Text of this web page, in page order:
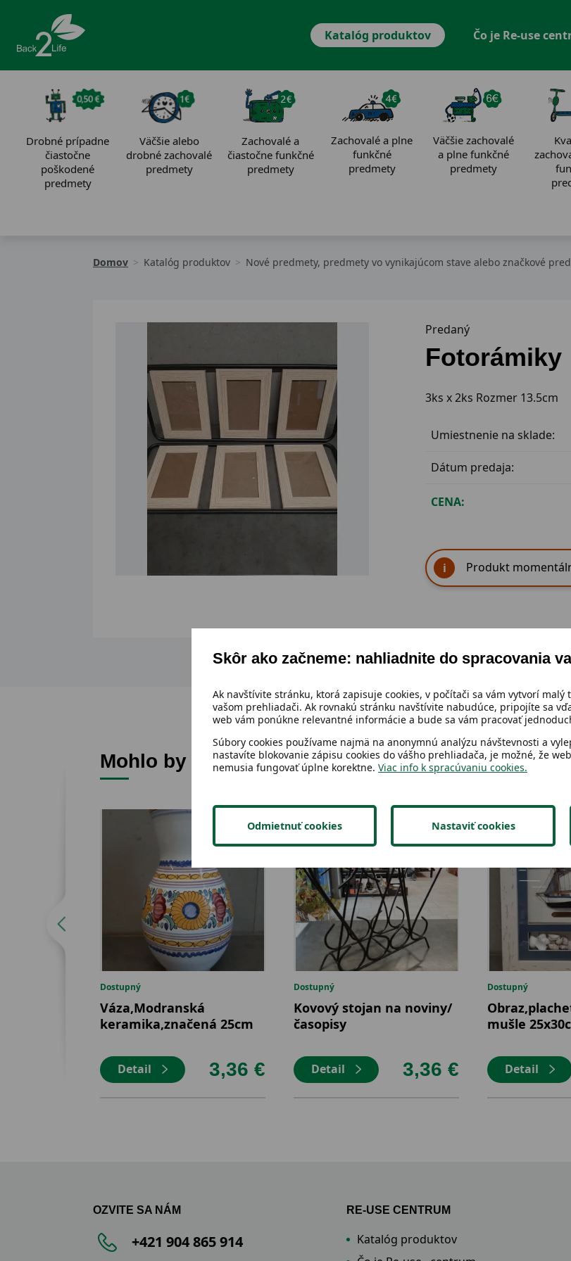
Katalóg produktov Čo je Re-use
Drobné prípadne
čiastočne
poškodené
predmety
Väčšie alebo
drobné zachovalé
predmety
Zachovalé a
čiastočne funkčné
predmety
Zachovalé a plne
funkčné
predmety
Väčšie zachovalé
a plne funkčné
predmety
Domov Katalóg produktov Nové predmety, predmety vo vynikajúcom stave alebo značkové
Predaný
Fotorámiky
3ks x 2ks Rozmer 13.5cm
Umiestnenie na sklade:
Dátum predaja:
CENA:
Produkt
Mohlo by sa ti páčiť
Dostupný
Váza,Modranská
keramika,značená 25cm
Detail 3,36 €
Dostupný
Kovový stojan na noviny/
časopisy
Detail 3,36 €
Dostupný
mušle
Detail
OZVITE SA NÁM
+421 904 865 914
RE-USE CENTRUM
Katalóg produktov
Skôr ako začneme: nahliadnite do spracovania
Ak navštívite stránku, ktorá zapisuje cookies, v počítači sa vám vytvorí malý
vašom prehliadači. Ak rovnakú stránku navštívite nabudúce, pripojíte sa
web vám ponúkne relevantné informácie a bude sa vám pracovať
Súbory cookies používame najmä na anonymnú analýzu návštevnosti a
nastavíte blokovanie zápisu cookies do vášho prehliadača, je možné, že
nemusia fungovať úplne korektne. Viac info k spracúvaniu cookies.
Nastaviť cookies
Odmietnuť cookies